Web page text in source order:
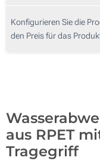
50
Konfigurieren Sie die
den Preis für das
aus RPET
Tragegriff